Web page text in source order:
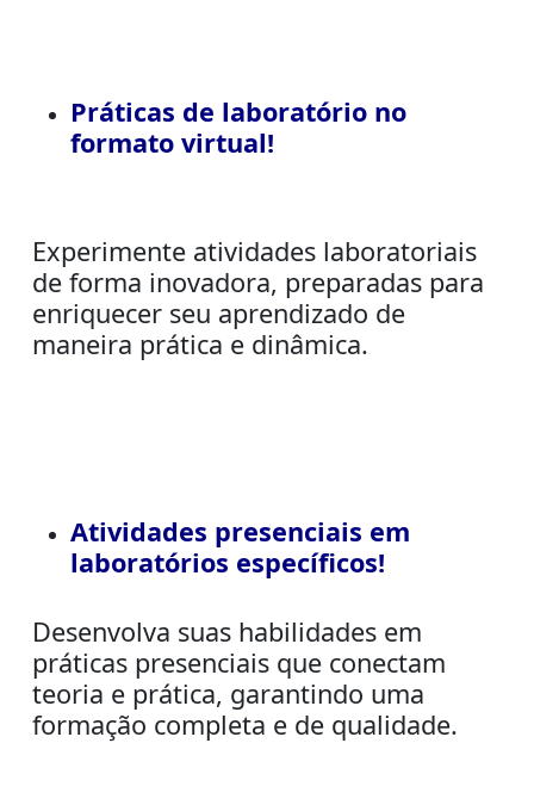
Práticas de laboratório no
formato virtual!
Experimente atividades laboratoriais
de forma inovadora, preparadas para
enriquecer seu aprendizado de
maneira prática e dinâmica.
Atividades presenciais em
laboratórios específicos!
Desenvolva suas habilidades em
práticas presenciais que conectam
teoria e prática, garantindo uma
formação completa e de qualidade.